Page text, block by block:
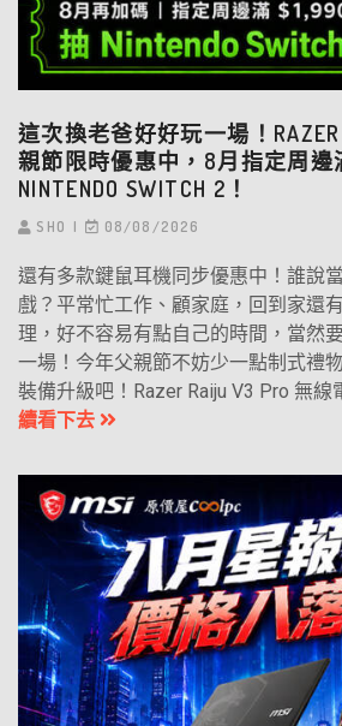
這次換老爸好好玩一場！RAZER
親節限時優惠中，8月指定周邊
NINTENDO SWITCH 2！
SHO 08/08/2026
還有多款鍵鼠耳機同步優惠中！誰說
戲？平常忙工作、顧家庭，回到家還
理，好不容易有點自己的時間，當然
一場！今年父親節不妨少一點制式禮
裝備升級吧！Razer Raiju V3 Pro 無
續看下去